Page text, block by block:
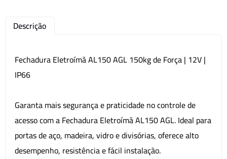
Descrição
Fechadura Eletroímã AL150 AGL 150kg de Força | 12V |
IP66
Garanta mais segurança e praticidade no controle de
acesso com a Fechadura Eletroímã AL150 AGL. Ideal para
portas de aço, madeira, vidro e divisórias, oferece alto
desempenho, resistência e fácil instalação.